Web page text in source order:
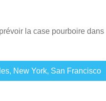
la case pourboire dans
, New York, San Francisco